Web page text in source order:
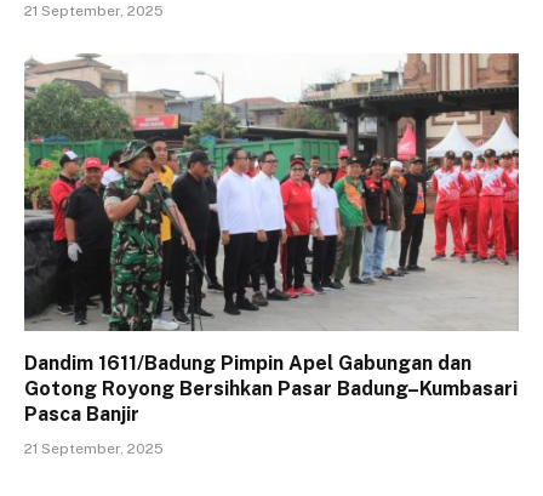
21 September, 2025
Dandim 1611/Badung Pimpin Apel Gabungan dan
Gotong Royong Bersihkan Pasar Badung–Kumbasari
Pasca Banjir
21 September, 2025